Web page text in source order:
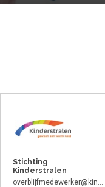
Stichting
Kinderstralen
overblijfmedewerker@kinderstralen.nl